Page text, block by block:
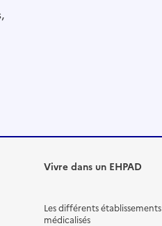
Vivre dans un EHPAD
Les différents établissements
médicalisés